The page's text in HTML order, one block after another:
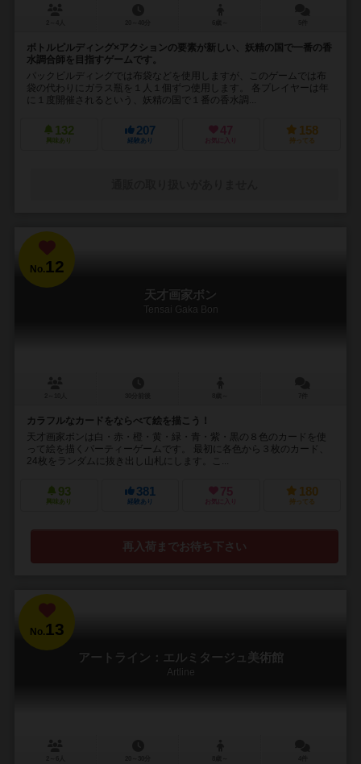
ボトルピルディング×アクションの要素が新しい、妖精の国で一番の香
水調合師を目指すゲームです。
パックビルディングでは布袋などを使用しますが、このゲームでは布
袋の代わりにガラス瓶を１人１個ずつ使用します。 各プレイヤーは年
に１度開催されるという、妖精の国で１番の香水調...
132
興味あり
207
経験あり
47
お気に入り
158
持ってる
No.12
天才画家ボン
Tensai Gaka Bon
カラフルなカードをならべて絵を描こう！
天才画家ボンは白・赤・橙・黄・緑・青・紫・黒の８色のカードを使
って絵を描くパーティーゲームです。 最初に各色から３枚のカード、
24枚をランダムに抜き出し山札にします。こ...
93
興味あり
381
経験あり
75
お気に入り
180
持ってる
再入荷までお待ち下さい
No.13
アートライン：エルミタージュ美術館
Artline